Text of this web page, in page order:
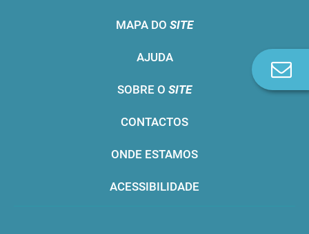
MAPA DO SITE
AJUDA
SOBRE O SITE
CONTACTOS
ONDE ESTAMOS
ACESSIBILIDADE